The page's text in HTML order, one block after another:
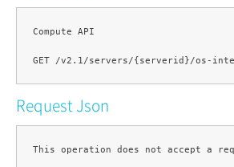
Compute API
Request Json